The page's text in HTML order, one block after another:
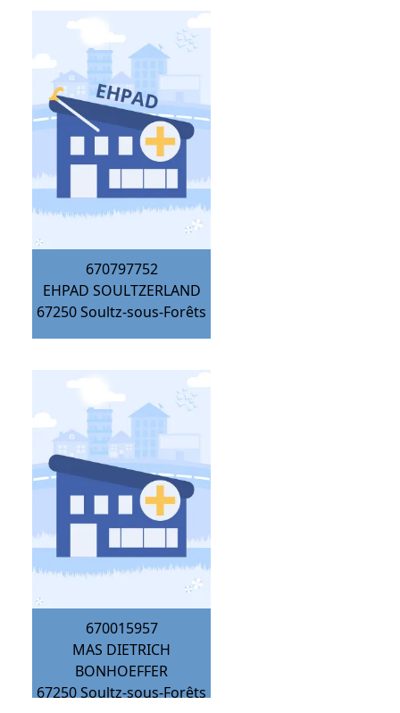
670797752
EHPAD SOULTZERLAND
67250Soultz-sous-Forêts
670015957
MAS DIETRICH
BONHOEFFER
67250Soultz-sous-Forêts